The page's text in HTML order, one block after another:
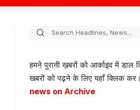
हमने पुरानी ख़बरों को आर्काइव में डाल
खबरों को पढ़ने के लिए यहाँ क्लिक कर।
news on Archive